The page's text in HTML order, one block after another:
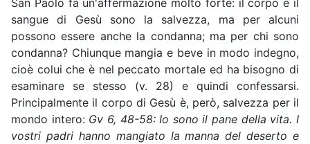
sangue di Gesù sono la salvezza, ma per alcuni
possono essere anche la condanna; ma per chi sono
condanna? Chiunque mangia e beve in modo indegno,
cioè colui che è nel peccato mortale ed ha bisogno di
esaminare se stesso (v. 28) e quindi confessarsi.
Principalmente il corpo di Gesù è, però, salvezza per il
mondo intero: Gv 6, 48-58: Io sono il pane della vita. I
vostri padri hanno mangiato la manna del deserto e